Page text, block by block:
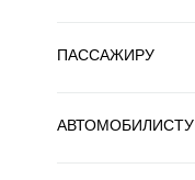
ПАССАЖИРУ
АВТОМОБИЛИСТУ